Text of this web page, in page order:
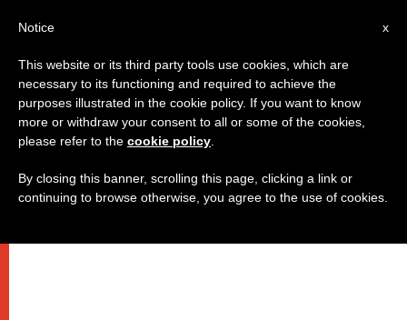
x
Notice
This website or its third party tools use cookies, which are
necessary to its functioning and required to achieve the
purposes illustrated in the cookie policy. If you want to know
more or withdraw your consent to all or some of the cookies,
please refer to the cookie policy
By closing this banner, scrolling this page, clicking a link or
continuing to browse otherwise, you agree to the use of cookies.